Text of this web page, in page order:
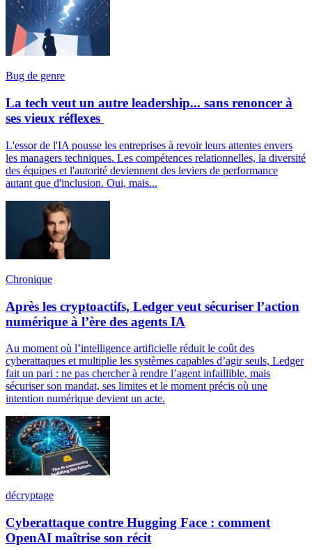
Bug de genre
La tech veut un autre leadership... sans renoncer à
ses vieux réflexes
L'essor de l'IA pousse les entreprises à revoir leurs attentes envers
les managers techniques. Les compétences relationnelles, la diversité
des équipes et l'autorité deviennent des leviers de performance
autant que d'inclusion. Oui, mais...
Chronique
Après les cryptoactifs, Ledger veut sécuriser l’action
numérique à l’ère des agents IA
Au moment où l’intelligence artificielle réduit le coût des
cyberattaques et multiplie les systèmes capables d’agir seuls, Ledger
fait un pari : ne pas chercher à rendre l’agent infaillible, mais
sécuriser son mandat, ses limites et le moment précis où une
intention numérique devient un acte.
décryptage
Cyberattaque contre Hugging Face : comment
OpenAI maîtrise son récit